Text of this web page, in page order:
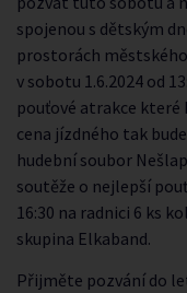
spojenou s dětským
prostorách
v sobotu 1.6.2024 od
pouťové atrakce
cena jízdného tak
hudební soubor
soutěže o nejlepší
16:30 na radnici 6 ks
skupina Elkaband.
Přijměte pozvání do